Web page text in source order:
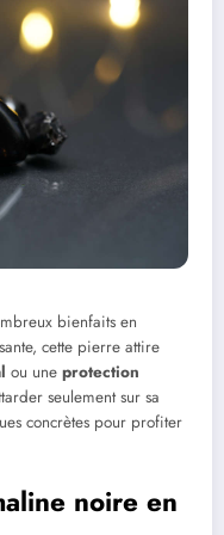
bienfaits en
cette pierre attire
ou une protection
seulement sur sa
concrètes pour profiter
noire en